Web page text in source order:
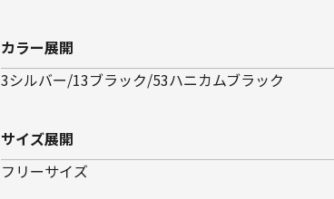
カラー展開
3シルバー/13ブラック/53ハニカムブラック
サイズ展開
フリーサイズ